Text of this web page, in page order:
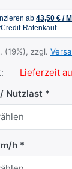
(19%), zzgl.
Lieferzeit
Nutzlast
h